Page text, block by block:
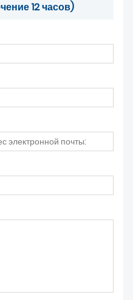
12 часов)